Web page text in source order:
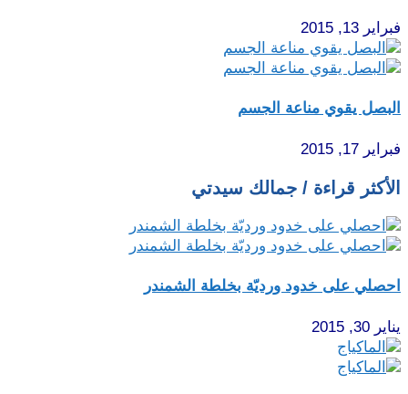
فبراير 13, 2015
البصل يقوي مناعة الجسم
فبراير 17, 2015
الأكثر قراءة / جمالك سيدتي
احصلي على خدود ورديّة بخلطة الشمندر
يناير 30, 2015